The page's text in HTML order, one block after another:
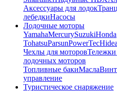
Аксессуары для лодок
лебедкиНасосы
Лодочные моторы
YamahaMercurySuzukiHonda
TohatsuParsunPowerTecHidea
Чехлы для моторовТележки
лодочных моторов
Топливные бакиМасла
управление
Туристическое снаряжение